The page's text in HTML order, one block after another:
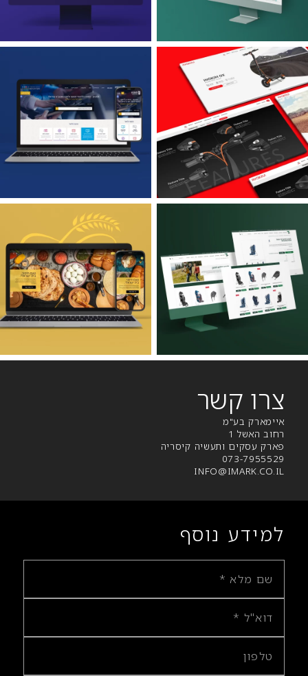
צרו קשר
איימארק בע"מ
רחוב האשל 1
פארק עסקים ותעשיה קיסריה
073-7955529
INFO@IMARK.CO.IL
למידע נוסף